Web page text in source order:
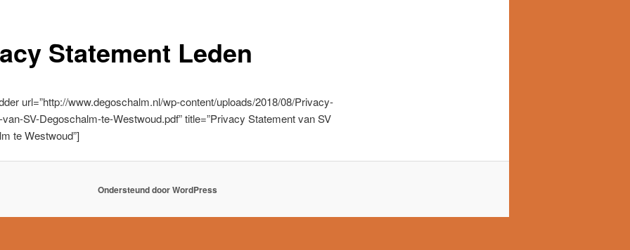
Statement Leden
url=”http://www.degoschalm.nl/wp-content/uploads/2018/08/Privacy-
SV-Degoschalm-te-Westwoud.pdf” title=”Privacy Statement van SV
te Westwoud”]
Ondersteund door WordPress